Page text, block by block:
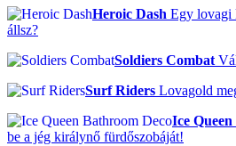
Heroic Dash Egy lovagi
állsz?
Soldiers Combat
Surf Riders Lovagold
Ice
be a jég királynő fürdőszobáját!